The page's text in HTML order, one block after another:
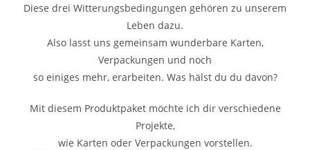
Diese drei Witterungsbedingungen gehören zu unserem
Leben dazu.
Also lasst uns gemeinsam wunderbare Karten,
Verpackungen und noch
so einiges mehr, erarbeiten. Was hälst du du davon?
Mit diesem Produktpaket möchte ich dir verschiedene
Projekte,
wie Karten oder Verpackungen vorstellen.